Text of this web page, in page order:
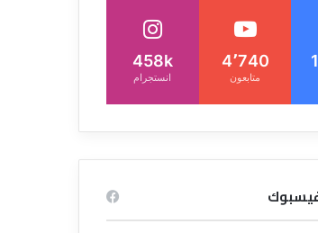
4٬740
متابعون
458k
انستجرام
فيسبوك